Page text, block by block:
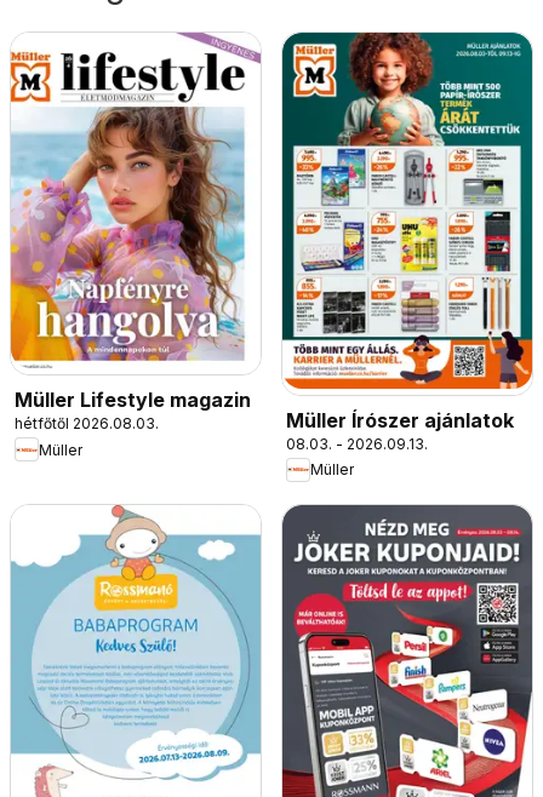
Müller Lifestyle magazin
hétfőtől 2026.08.03.
Müller
Müller Írószer ajánlatok
08.03. - 2026.09.13.
Müller